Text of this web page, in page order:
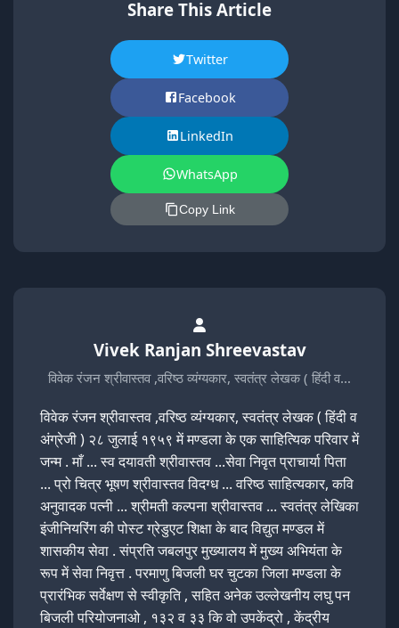
Share This Article
Twitter
Facebook
LinkedIn
WhatsApp
Copy Link
Vivek Ranjan Shreevastav
विवेक रंजन श्रीवास्तव ,वरिष्ठ व्यंग्यकार, स्वतंत्र लेखक ( हिंदी व…
विवेक रंजन श्रीवास्तव ,वरिष्ठ व्यंग्यकार, स्वतंत्र लेखक ( हिंदी व
अंग्रेजी ) २८ जुलाई १९५९ में मण्डला के एक साहित्यिक परिवार में
जन्म . माँ ... स्व दयावती श्रीवास्तव ...सेवा निवृत प्राचार्या पिता
... प्रो चित्र भूषण श्रीवास्तव विदग्ध ... वरिष्ठ साहित्यकार, कवि
अनुवादक पत्नी ... श्रीमती कल्पना श्रीवास्तव ... स्वतंत्र लेखिका
इंजीनियरिंग की पोस्ट ग्रेडुएट शिक्षा के बाद विद्युत मण्डल में
शासकीय सेवा . संप्रति जबलपुर मुख्यालय में मुख्य अभियंता के
रूप में सेवा निवृत्त . परमाणु बिजली घर चुटका जिला मण्डला के
प्रारंभिक सर्वेक्षण से स्वीकृति , सहित अनेक उल्लेखनीय लघु पन
बिजली परियोजनाओ , १३२ व ३३ कि वो उपकेंद्रो , केंद्रीय